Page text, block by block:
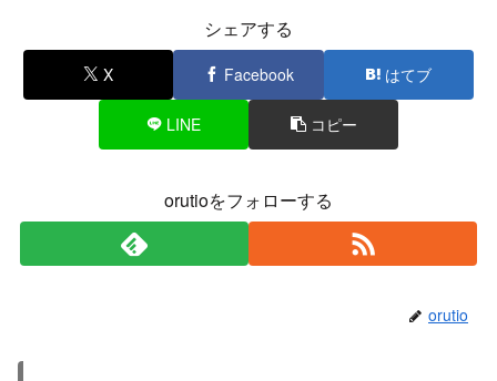
シェアする
X Facebook はてブ
LINE コピー
orutioをフォローする
orutio